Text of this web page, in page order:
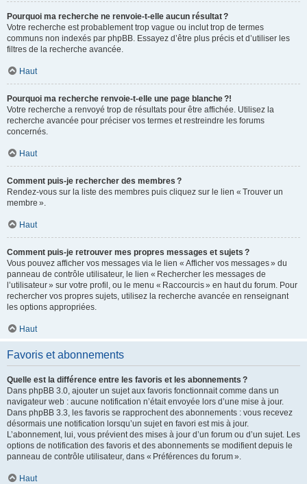
Pourquoi ma recherche ne renvoie-t-elle aucun résultat ?
Votre recherche est probablement trop vague ou inclut trop de termes
communs non indexés par phpBB. Essayez d’être plus précis et d’utiliser les
filtres de la recherche avancée.
Haut
Pourquoi ma recherche renvoie-t-elle une page blanche ?!
Votre recherche a renvoyé trop de résultats pour être affichée. Utilisez la
recherche avancée pour préciser vos termes et restreindre les forums
concernés.
Haut
Comment puis-je rechercher des membres ?
Rendez-vous sur la liste des membres puis cliquez sur le lien « Trouver un
membre ».
Haut
Comment puis-je retrouver mes propres messages et sujets ?
Vous pouvez afficher vos messages via le lien « Afficher vos messages » du
panneau de contrôle utilisateur, le lien « Rechercher les messages de
l’utilisateur » sur votre profil, ou le menu « Raccourcis » en haut du forum. Pour
rechercher vos propres sujets, utilisez la recherche avancée en renseignant
les options appropriées.
Haut
Favoris et abonnements
Quelle est la différence entre les favoris et les abonnements ?
Dans phpBB 3.0, ajouter un sujet aux favoris fonctionnait comme dans un
navigateur web : aucune notification n’était envoyée lors d’une mise à jour.
Dans phpBB 3.3, les favoris se rapprochent des abonnements : vous recevez
désormais une notification lorsqu’un sujet en favori est mis à jour.
L’abonnement, lui, vous prévient des mises à jour d’un forum ou d’un sujet. Les
options de notification des favoris et des abonnements se modifient depuis le
panneau de contrôle utilisateur, dans « Préférences du forum ».
Haut